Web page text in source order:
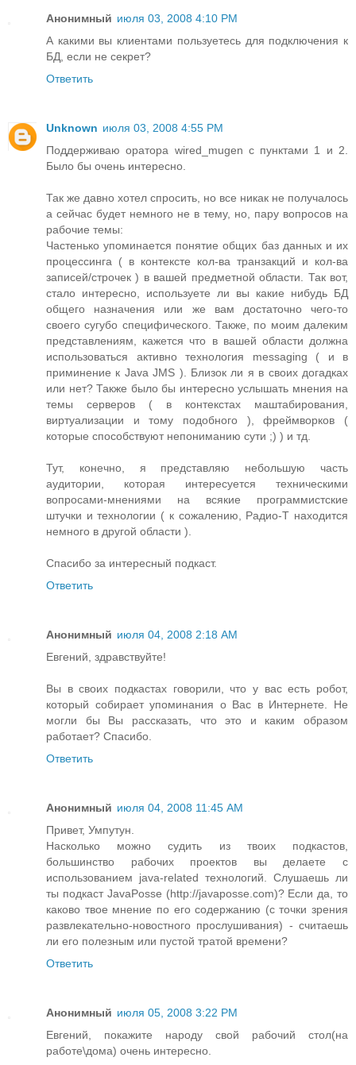
Анонимный июля 03, 2008 4:10 PM
А какими вы клиентами пользуетесь для подключения к
БД, если не секрет?
Ответить
Unknown июля 03, 2008 4:55 PM
Поддерживаю оратора wired_mugen с пунктами 1 и 2.
Было бы очень интересно.
Так же давно хотел спросить, но все никак не получалось
а сейчас будет немного не в тему, но, пару вопросов на
рабочие темы:
Частенько упоминается понятие общих баз данных и их
процессинга ( в контексте кол-ва транзакций и кол-ва
записей/строчек ) в вашей предметной области. Так вот,
стало интересно, используете ли вы какие нибудь БД
общего назначения или же вам достаточно чего-то
своего сугубо специфического. Также, по моим далеким
представлениям, кажется что в вашей области должна
использоваться активно технология messaging ( и в
приминение к Java JMS ). Близок ли я в своих догадках
или нет? Также было бы интересно услышать мнения на
темы серверов ( в контекстах маштабирования,
виртуализации и тому подобного ), фреймворков (
которые способствуют непониманию сути ;) ) и тд.
Тут, конечно, я представляю небольшую часть
аудитории, которая интересуется техническими
вопросами-мнениями на всякие программистские
штучки и технологии ( к сожалению, Радио-Т находится
немного в другой области ).
Спасибо за интересный подкаст.
Ответить
Анонимный июля 04, 2008 2:18 AM
Евгений, здравствуйте!
Вы в своих подкастах говорили, что у вас есть робот,
который собирает упоминания о Вас в Интернете. Не
могли бы Вы рассказать, что это и каким образом
работает? Спасибо.
Ответить
Анонимный июля 04, 2008 11:45 AM
Привет, Умпутун.
Насколько можно судить из твоих подкастов,
большинство рабочих проектов вы делаете с
использованием java-related технологий. Слушаешь ли
ты подкаст JavaPosse (http://javaposse.com)? Если да, то
каково твое мнение по его содержанию (с точки зрения
развлекательно-новостного прослушивания) - считаешь
ли его полезным или пустой тратой времени?
Ответить
Анонимный июля 05, 2008 3:22 PM
Евгений, покажите народу свой рабочий стол(на
работе\дома) очень интересно.